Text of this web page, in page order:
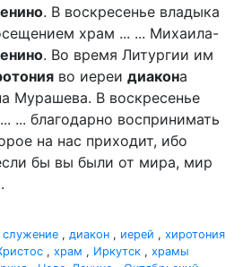
. В воскресенье владыка
храм ... ... Михаила-
. Во время Литургии им
во иереи диакона
Мурашева. В воскресенье
... благодарно воспринимать
на нас приходит, ибо
бы вы были от мира, мир
служение , диакон , иерей , хиротония
, храм , Иркутск , храмы